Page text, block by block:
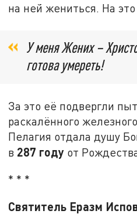
на ней жениться. На
У меня Жених –
готова умереть!
За это её подвергли
раскалённого
Пелагия отдала душу
в 287 году от
* * *
Святитель Еразм